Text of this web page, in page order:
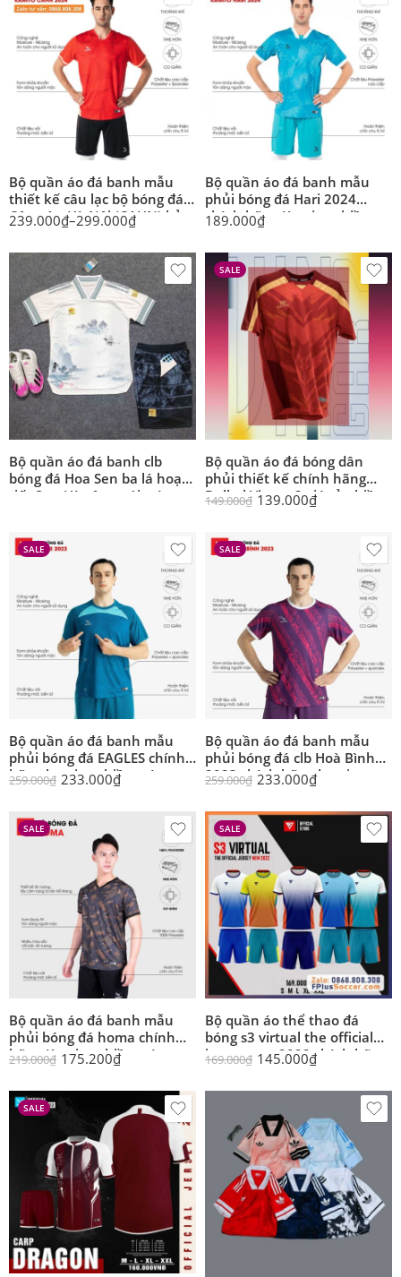
Bộ quần áo đá banh mẫu
thiết kế câu lạc bộ bóng đá
Công An Hà Nội (CAHN) bản
trơn không in ấn chính hãng
Kamito
239.000₫–299.000₫
Bộ quần áo đá banh mẫu
phủi bóng đá Hari 2024
chính hãng Kamito nhiều
màu vải nhẹ thoáng khí
189.000₫
Bộ quần áo đá banh clb
bóng đá Hoa Sen ba lá hoạ
tiết Sơn Hà sông núi màu
SALE
Bộ quần áo đá bóng dân
phủi thiết kế chính hãng
Bulbal Vingar 2 giá rẻ nhiều
màu đẹp mới
149.000₫ 139.000₫
SALE
Bộ quần áo đá banh mẫu
phủi bóng đá EAGLES chính
hãng kamito nhiều màu
259.000₫ 233.000₫
SALE
Bộ quần áo đá banh mẫu
phủi bóng đá clb Hoà Bình
2023 chính hãng kamito
nhiều màu
259.000₫ 233.000₫
SALE
Bộ quần áo đá banh mẫu
phủi bóng đá homa chính
hãng Kamito nhiều màu
KMSH220682
219.000₫ 175.200₫
SALE
Bộ quần áo thể thao đá
bóng s3 virtual the official
jersey new 2022 chính hãng
giá rẻ the official jersey new
2022 chính hãng giá rẻ
169.000₫ 145.000₫
SALE